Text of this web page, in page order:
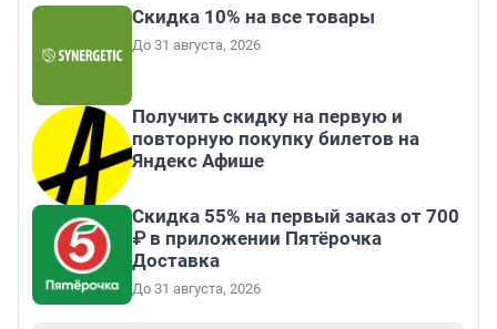
Скидка 10% на все товары
До 31 августа, 2026
Получить скидку на первую и
повторную покупку билетов на
Яндекс Афише
Скидка 55% на первый заказ от 700
₽ в приложении Пятёрочка
Доставка
До 31 августа, 2026